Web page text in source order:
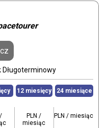
Długoterminowy
12 miesięcy 24 miesiące
PLN /
miesiąc
PLN / miesiąc